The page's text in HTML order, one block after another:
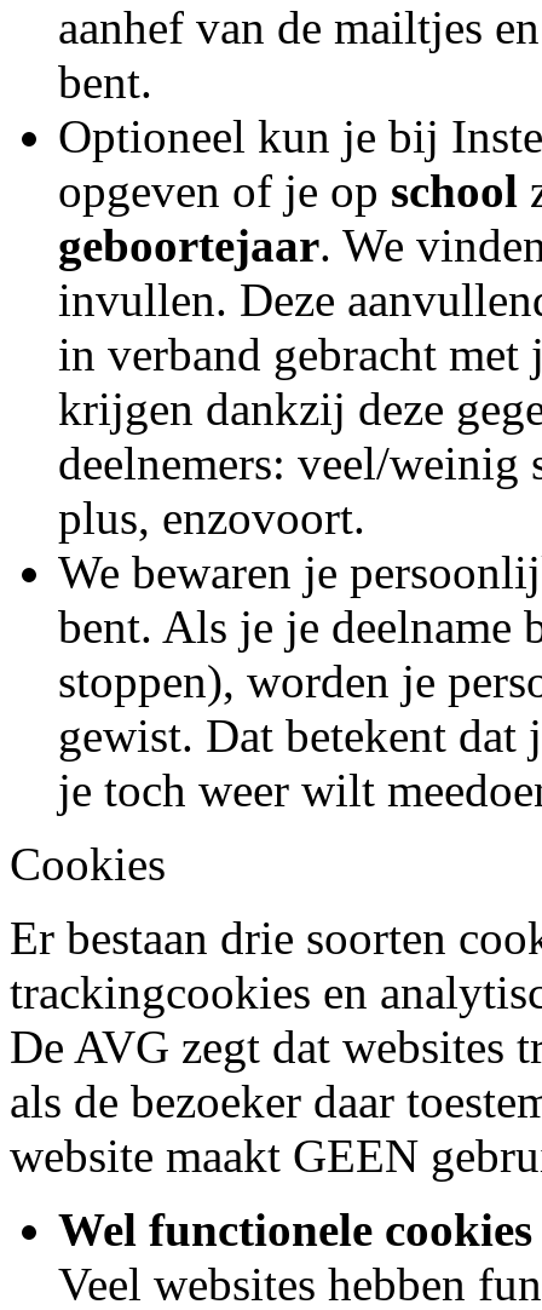
aanhef van de mailtjes
bent.
Optioneel kun je bij
opgeven of je op school
geboortejaar. We
invullen. Deze
in verband gebracht
krijgen dankzij deze
deelnemers: veel/weinig
plus, enzovoort.
We bewaren je
bent. Als je je deelname
stoppen), worden je
gewist. Dat betekent dat
je toch weer wilt
Cookies
Er bestaan drie soorten
trackingcookies en
De AVG zegt dat websites
als de bezoeker daar
website maakt GEEN
Wel functionele cookies
Veel websites hebben